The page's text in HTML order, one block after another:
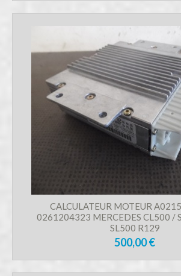
CALCULATEUR MOTEUR
0261204323 MERCEDES CL500 /
SL500 R129
500,00 €